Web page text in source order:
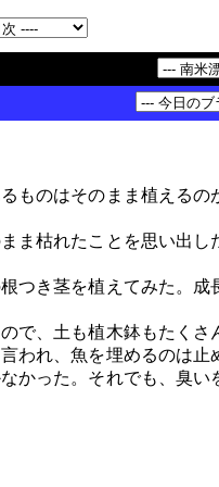
のはそのまま植えるの
ま枯れたことを思い出し
き茎を植えてみた。成
で、土も植木鉢もたくさ
われ、魚を埋めるのは止
かった。それでも、臭い